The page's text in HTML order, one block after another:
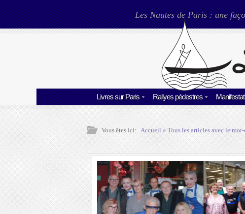
Les Nautes de Paris : une
Livres sur Paris Rallyes pédestres
Vous êtes ici: Accueil» Tous les articles avec le